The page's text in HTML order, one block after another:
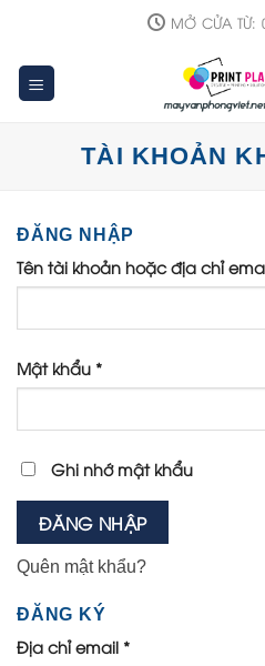
content
MỞ CỬA TỪ:
TÀI KHOẢN
ĐĂNG NHẬP
Tên tài khoản hoặc địa chỉ
Mật khẩu *
Ghi nhớ mật khẩu
ĐĂNG NHẬP
Quên mật khẩu?
ĐĂNG KÝ
Địa chỉ email *